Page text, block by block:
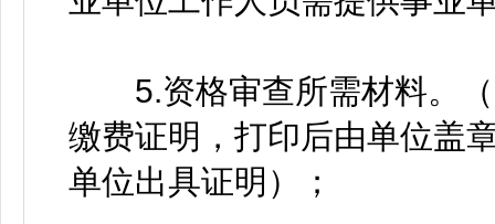
5.资格审查所需材料。（
缴费证明，打印后由单位盖
单位出具证明）；